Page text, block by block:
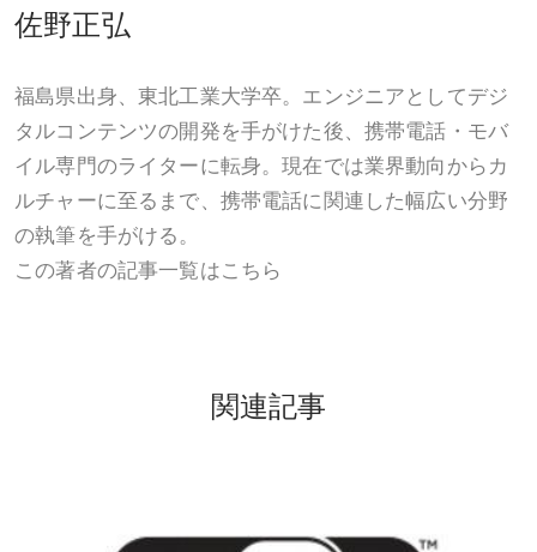
佐野正弘
福島県出身、東北工業大学卒。エンジニアとしてデジ
タルコンテンツの開発を手がけた後、携帯電話・モバ
イル専門のライターに転身。現在では業界動向からカ
ルチャーに至るまで、携帯電話に関連した幅広い分野
の執筆を手がける。
この著者の記事一覧はこちら
関連記事